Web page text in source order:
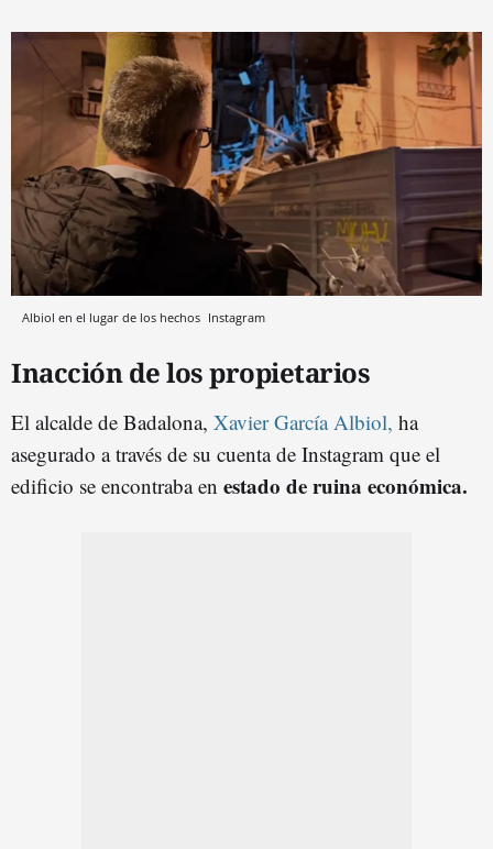
Albiol en el lugar de los hechos Instagram
Inacción de los propietarios
El alcalde de Badalona, Xavier García Albiol, ha
asegurado a través de su cuenta de Instagram que el
edificio se encontraba en estado de ruina económica.